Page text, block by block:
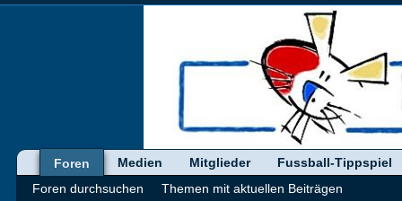
Foren
Foren durchsuchen
Themen mit aktuellen Beiträgen
Medien Mitglieder Fussball-Tippspiel